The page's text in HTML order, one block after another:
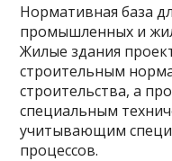
Нормативная база
промышленных и
Жилые здания
строительным
строительства, а
специальным
учитывающим
процессов.